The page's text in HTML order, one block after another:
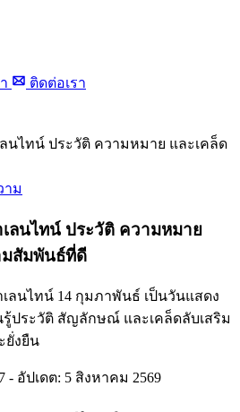
ติดต่อเรา
าม
ลนไทน์ ประวัติ ความหมาย
มสัมพันธ์ที่ดี
ลนไทน์ 14 กุมภาพันธ์ เป็นวันแสดง
ประวัติ สัญลักษณ์ และเคล็ดลับเสริม
ยั่งยืน
- อัปเดต: 5 สิงหาคม 2569